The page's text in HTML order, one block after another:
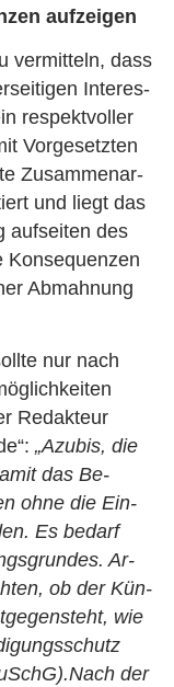
auf­zei­gen
ver­mit­teln, dass
In­ter­es­
re­spekt­vol­ler
Vor­ge­setz­ten
Zu­sam­men­ar­
und liegt das
auf­sei­ten des
Kon­se­quen­zen
Ab­mah­nung
nur nach
Re­dak­teur
„Azu­bis, die
das Be­
ohne die Ein­
Es be­darf
Ar­
ob der Kün­
wie
der